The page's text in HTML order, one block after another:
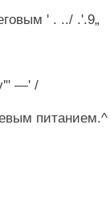
' . ../ .'.9„
—' /
питанием.^